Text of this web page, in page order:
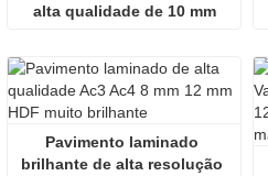
alta qualidade de 10 mm
Pavimento laminado
brilhante de alta resolução